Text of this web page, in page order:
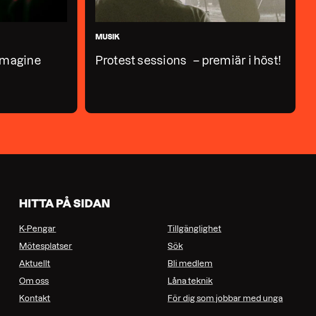
MUSIK
Protest sessions – premiär i höst!
HITTA PÅ SIDAN
K-Pengar
Mötesplatser
Aktuellt
Om oss
Kontakt
Tillgänglighet
Sök
Bli medlem
Låna teknik
För dig som jobbar med unga